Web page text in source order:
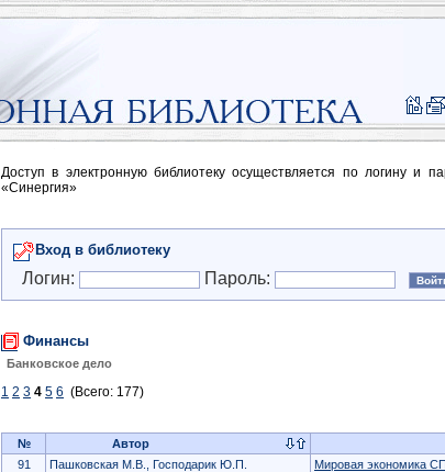
Доступ в электронную библиотеку осуществляется по логину и
«Синергия»
Вход в библиотеку
Логин: Пароль:
Финансы
Банковское дело
1 2 3 4 5 6 (Всего: 177)
№ Автор
91
Пашковская М.В., Господарик Ю.П. Мировая экономика